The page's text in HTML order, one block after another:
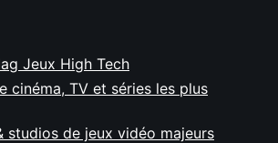
Jeux High Tech
cinéma, TV et séries les plus
studios de jeux vidéo majeurs